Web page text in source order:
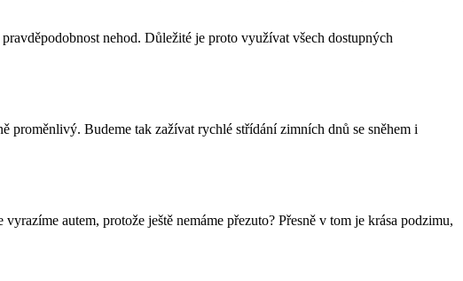
nehod. Důležité je proto využívat všech dostupných
proměnlivý. Budeme tak zažívat rychlé střídání zimních dnů se sněhem i
autem, protože ještě nemáme přezuto? Přesně v tom je krása podzimu,